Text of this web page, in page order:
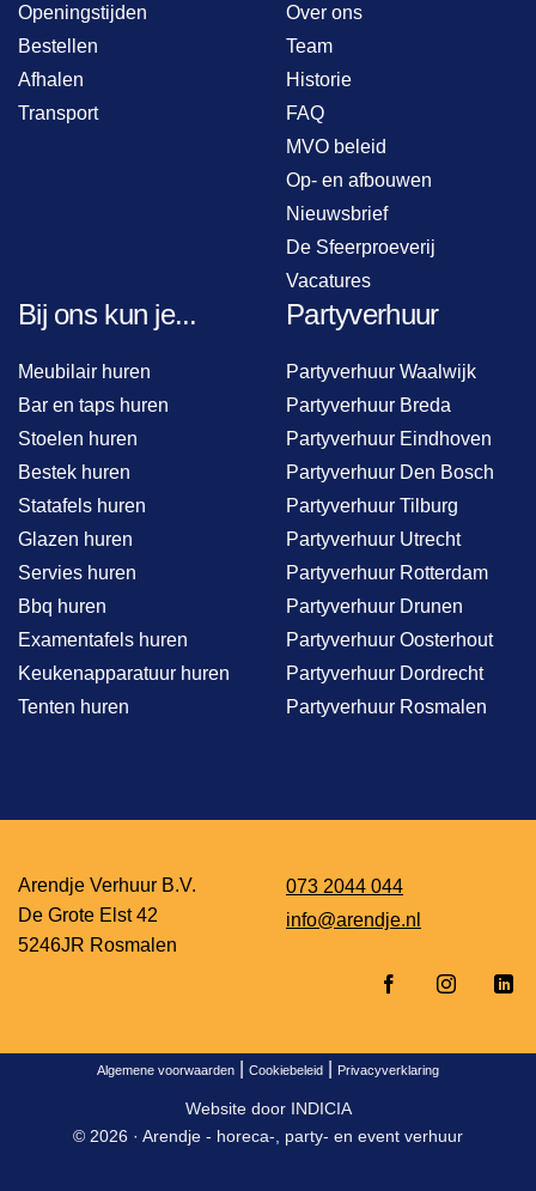
Openingstijden
Bestellen
Afhalen
Transport
Over ons
Team
Historie
FAQ
MVO beleid
Op- en afbouwen
Nieuwsbrief
De Sfeerproeverij
Vacatures
Bij ons kun je...
Meubilair huren
Bar en taps huren
Stoelen huren
Bestek huren
Statafels huren
Glazen huren
Servies huren
Bbq huren
Examentafels huren
Keukenapparatuur huren
Tenten huren
Partyverhuur
Partyverhuur Waalwijk
Partyverhuur Breda
Partyverhuur Eindhoven
Partyverhuur Den Bosch
Partyverhuur Tilburg
Partyverhuur Utrecht
Partyverhuur Rotterdam
Partyverhuur Drunen
Partyverhuur Oosterhout
Partyverhuur Dordrecht
Partyverhuur Rosmalen
Arendje Verhuur B.V.
De Grote Elst 42
5246JR Rosmalen
073 2044 044
info@arendje.nl
Algemene voorwaarden Cookiebeleid Privacyverklaring
Website door INDICIA
© 2026 · Arendje - horeca-, party- en event verhuur